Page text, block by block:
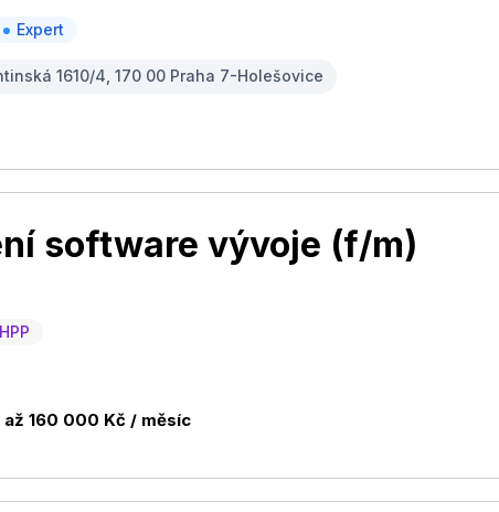
Expert
1610/4, 170 00 Praha 7-Holešovice
software vývoje (f/m)
HPP
až 160 000 Kč / měsíc